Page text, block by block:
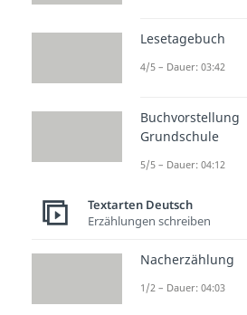
zahlst du
Das ist
des
Höhe des
nach
14 Euro.
Post und
Lesetagebuch
4/5 – Dauer: 03:42
Buchvorstellung
Grundschule
5/5 – Dauer: 04:12
Textarten Deutsch
Erzählungen schreiben
Nacherzählung
1/2 – Dauer: 04:03